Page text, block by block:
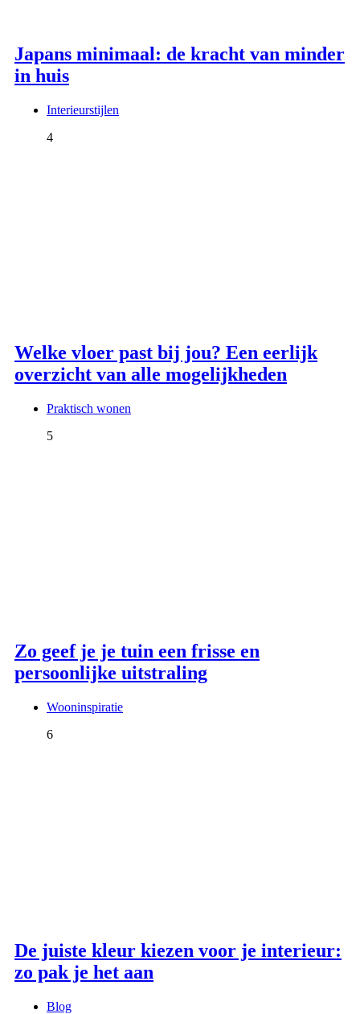
Japans minimaal: de kracht van minder
in huis
Interieurstijlen
4
Welke vloer past bij jou? Een eerlijk
overzicht van alle mogelijkheden
Praktisch wonen
5
Zo geef je je tuin een frisse en
persoonlijke uitstraling
Wooninspiratie
6
De juiste kleur kiezen voor je interieur:
zo pak je het aan
Blog